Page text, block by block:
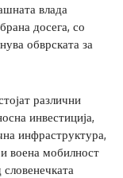
влада
досега, со
обврската за
различни
инвестиција,
инфраструктура,
и воена мобилност
словенечката